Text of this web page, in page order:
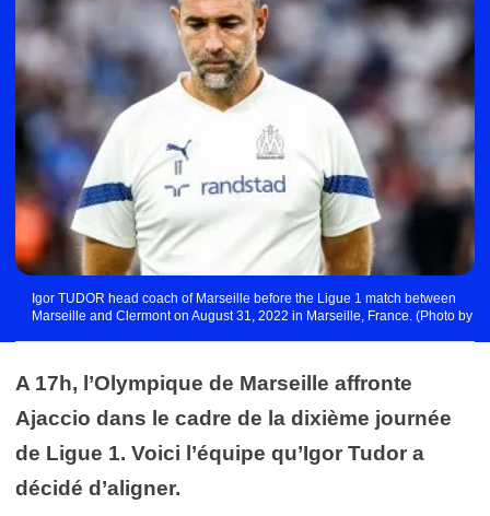
Igor TUDOR head coach of Marseille before the Ligue 1 match between
Marseille and Clermont on August 31, 2022 in Marseille, France. (Photo by
A 17h, l’Olympique de Marseille affronte
Ajaccio dans le cadre de la dixième journée
de Ligue 1. Voici l’équipe qu’Igor Tudor a
décidé d’aligner.